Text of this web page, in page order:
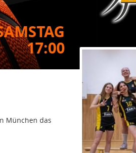
17:00
München das